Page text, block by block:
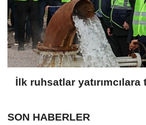
İlk ruhsatlar
SON HABERLER